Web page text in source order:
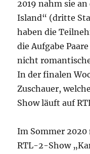
2019 nahm sie
Island“ (dritte
haben die
die Aufgabe
nicht
In der finalen
Zuschauer,
Show läuft auf
Im Sommer 2020
RTL-2-Show